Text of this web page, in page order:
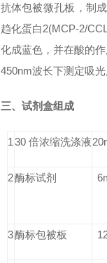
抗体包被微孔板，制
趋化蛋白2(MCP-2/
化成蓝色，并在酸的
450nm波长下测定吸
三、试剂盒组成
1 30 倍浓缩洗涤液
2酶标试剂
3酶标包被板